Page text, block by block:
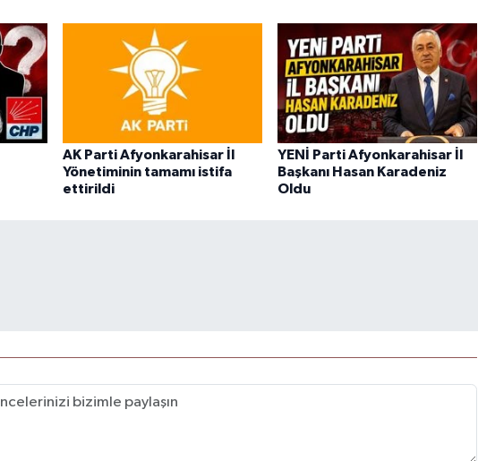
AK Parti Afyonkarahisar İl
Yönetiminin tamamı istifa
ettirildi
YENİ Parti Afyonkarahisar İl
Başkanı Hasan Karadeniz
Oldu